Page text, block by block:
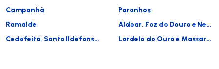
Campanhã
Paranhos
Ramalde
Aldoar, Foz do Douro e Nevogilde
Cedofeita, Santo Ildefonso, Sé, Miragaia, São Nicolau e Vitória
Lordelo do Ouro e Massarelos